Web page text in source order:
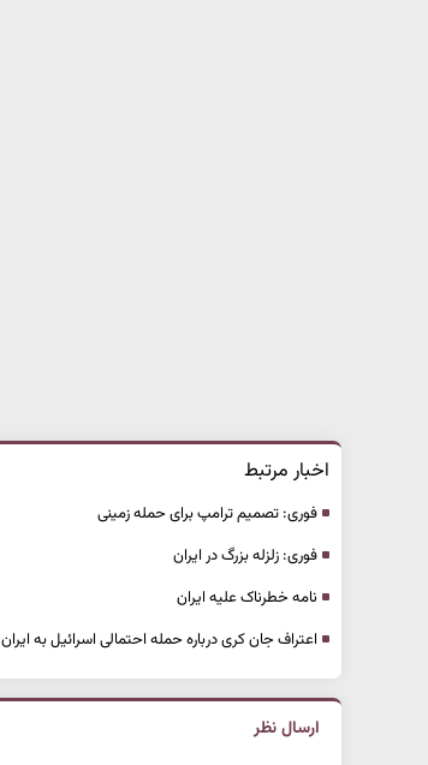
اخبار مرتبط
فوری: تصمیم ترامپ برای حمله زمینی
فوری: زلزله بزرگ در ایران
نامه خطرناک علیه ایران
اعتراف جان کری درباره حمله احتمالی اسرائیل به ایران
ارسال نظر